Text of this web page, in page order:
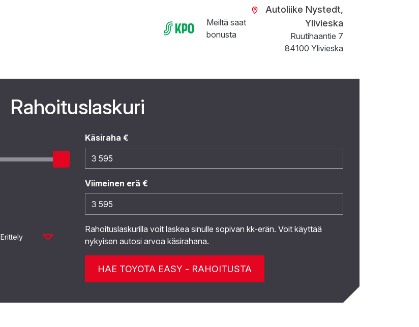
Meiltä saat
bonusta
Autoliike Nystedt,
Ylivieska
Ruutihaantie 7
84100 Ylivieska
Rahoituslaskuri
Käsiraha €
Viimeinen erä €
Erittely
Rahoituslaskurilla voit laskea sinulle sopivan kk-erän. Voit käyttää
nykyisen autosi arvoa käsirahana.